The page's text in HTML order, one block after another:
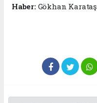
Haber:Gökhan Karataş